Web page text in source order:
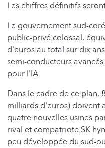
Les chiffres définitifs
Le gouvernement sud-
public-privé colossal,
d'euros au total sur dix
semi-conducteurs
pour l'IA.
Dans le cadre de ce plan,
milliards d'euros) doivent
quatre nouvelles usines
rival et compatriote SK
peu développée du sud-